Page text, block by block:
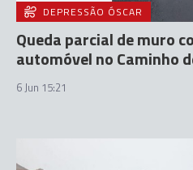
DEPRESSÃO ÓSCAR
Queda parcial de muro
automóvel no Caminho
6 Jun 15:21